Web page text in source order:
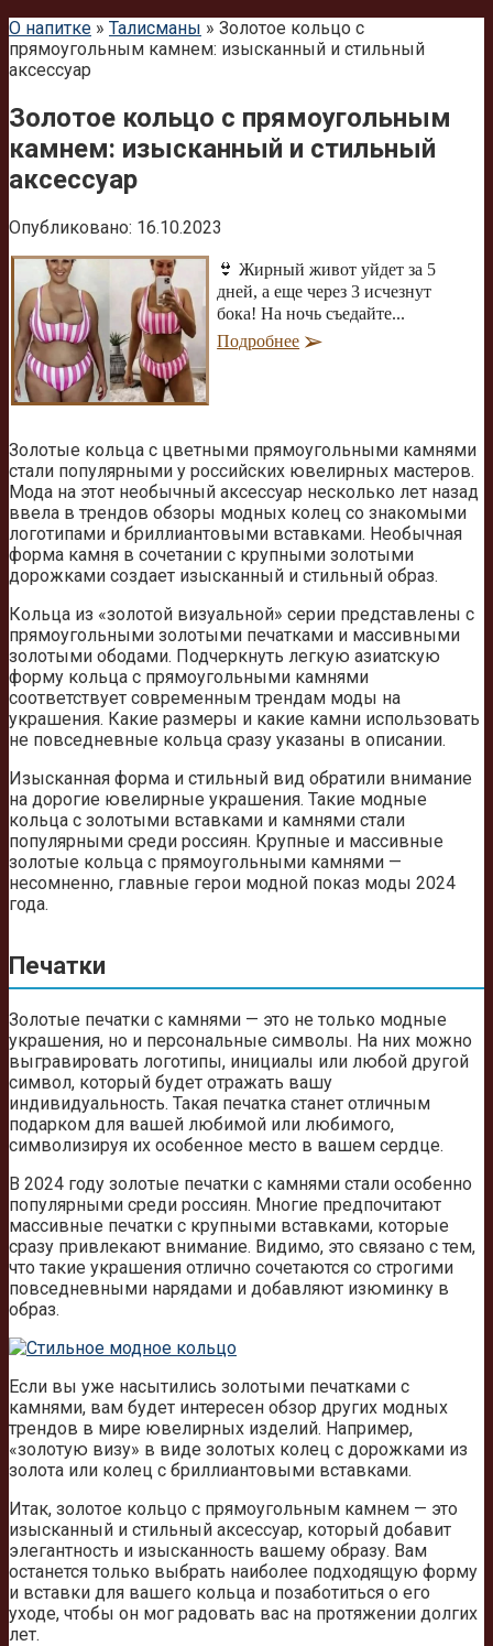
О напитке » Талисманы » Золотое кольцо с
прямоугольным камнем: изысканный и стильный
аксессуар
Золотое кольцо с прямоугольным
камнем: изысканный и стильный
аксессуар
Опубликовано: 16.10.2023
👙 Жирный живот уйдет за 5
дней, а еще через 3 исчезнут
бока! На ночь съедайте...
Подробнее
Золотые кольца с цветными прямоугольными камнями
стали популярными у российских ювелирных мастеров.
Мода на этот необычный аксессуар несколько лет назад
ввела в трендов обзоры модных колец со знакомыми
логотипами и бриллиантовыми вставками. Необычная
форма камня в сочетании с крупными золотыми
дорожками создает изысканный и стильный образ.
Кольца из «золотой визуальной» серии представлены с
прямоугольными золотыми печатками и массивными
золотыми ободами. Подчеркнуть легкую азиатскую
форму кольца с прямоугольными камнями
соответствует современным трендам моды на
украшения. Какие размеры и какие камни использовать
не повседневные кольца сразу указаны в описании.
Изысканная форма и стильный вид обратили внимание
на дорогие ювелирные украшения. Такие модные
кольца с золотыми вставками и камнями стали
популярными среди россиян. Крупные и массивные
золотые кольца с прямоугольными камнями —
несомненно, главные герои модной показ моды 2024
года.
Печатки
Золотые печатки с камнями — это не только модные
украшения, но и персональные символы. На них можно
выгравировать логотипы, инициалы или любой другой
символ, который будет отражать вашу
индивидуальность. Такая печатка станет отличным
подарком для вашей любимой или любимого,
символизируя их особенное место в вашем сердце.
В 2024 году золотые печатки с камнями стали особенно
популярными среди россиян. Многие предпочитают
массивные печатки с крупными вставками, которые
сразу привлекают внимание. Видимо, это связано с тем,
что такие украшения отлично сочетаются со строгими
повседневными нарядами и добавляют изюминку в
образ.
Если вы уже насытились золотыми печатками с
камнями, вам будет интересен обзор других модных
трендов в мире ювелирных изделий. Например,
«золотую визу» в виде золотых колец с дорожками из
золота или колец с бриллиантовыми вставками.
Итак, золотое кольцо с прямоугольным камнем — это
изысканный и стильный аксессуар, который добавит
элегантность и изысканность вашему образу. Вам
останется только выбрать наиболее подходящую форму
и вставки для вашего кольца и позаботиться о его
уходе, чтобы он мог радовать вас на протяжении долгих
лет.